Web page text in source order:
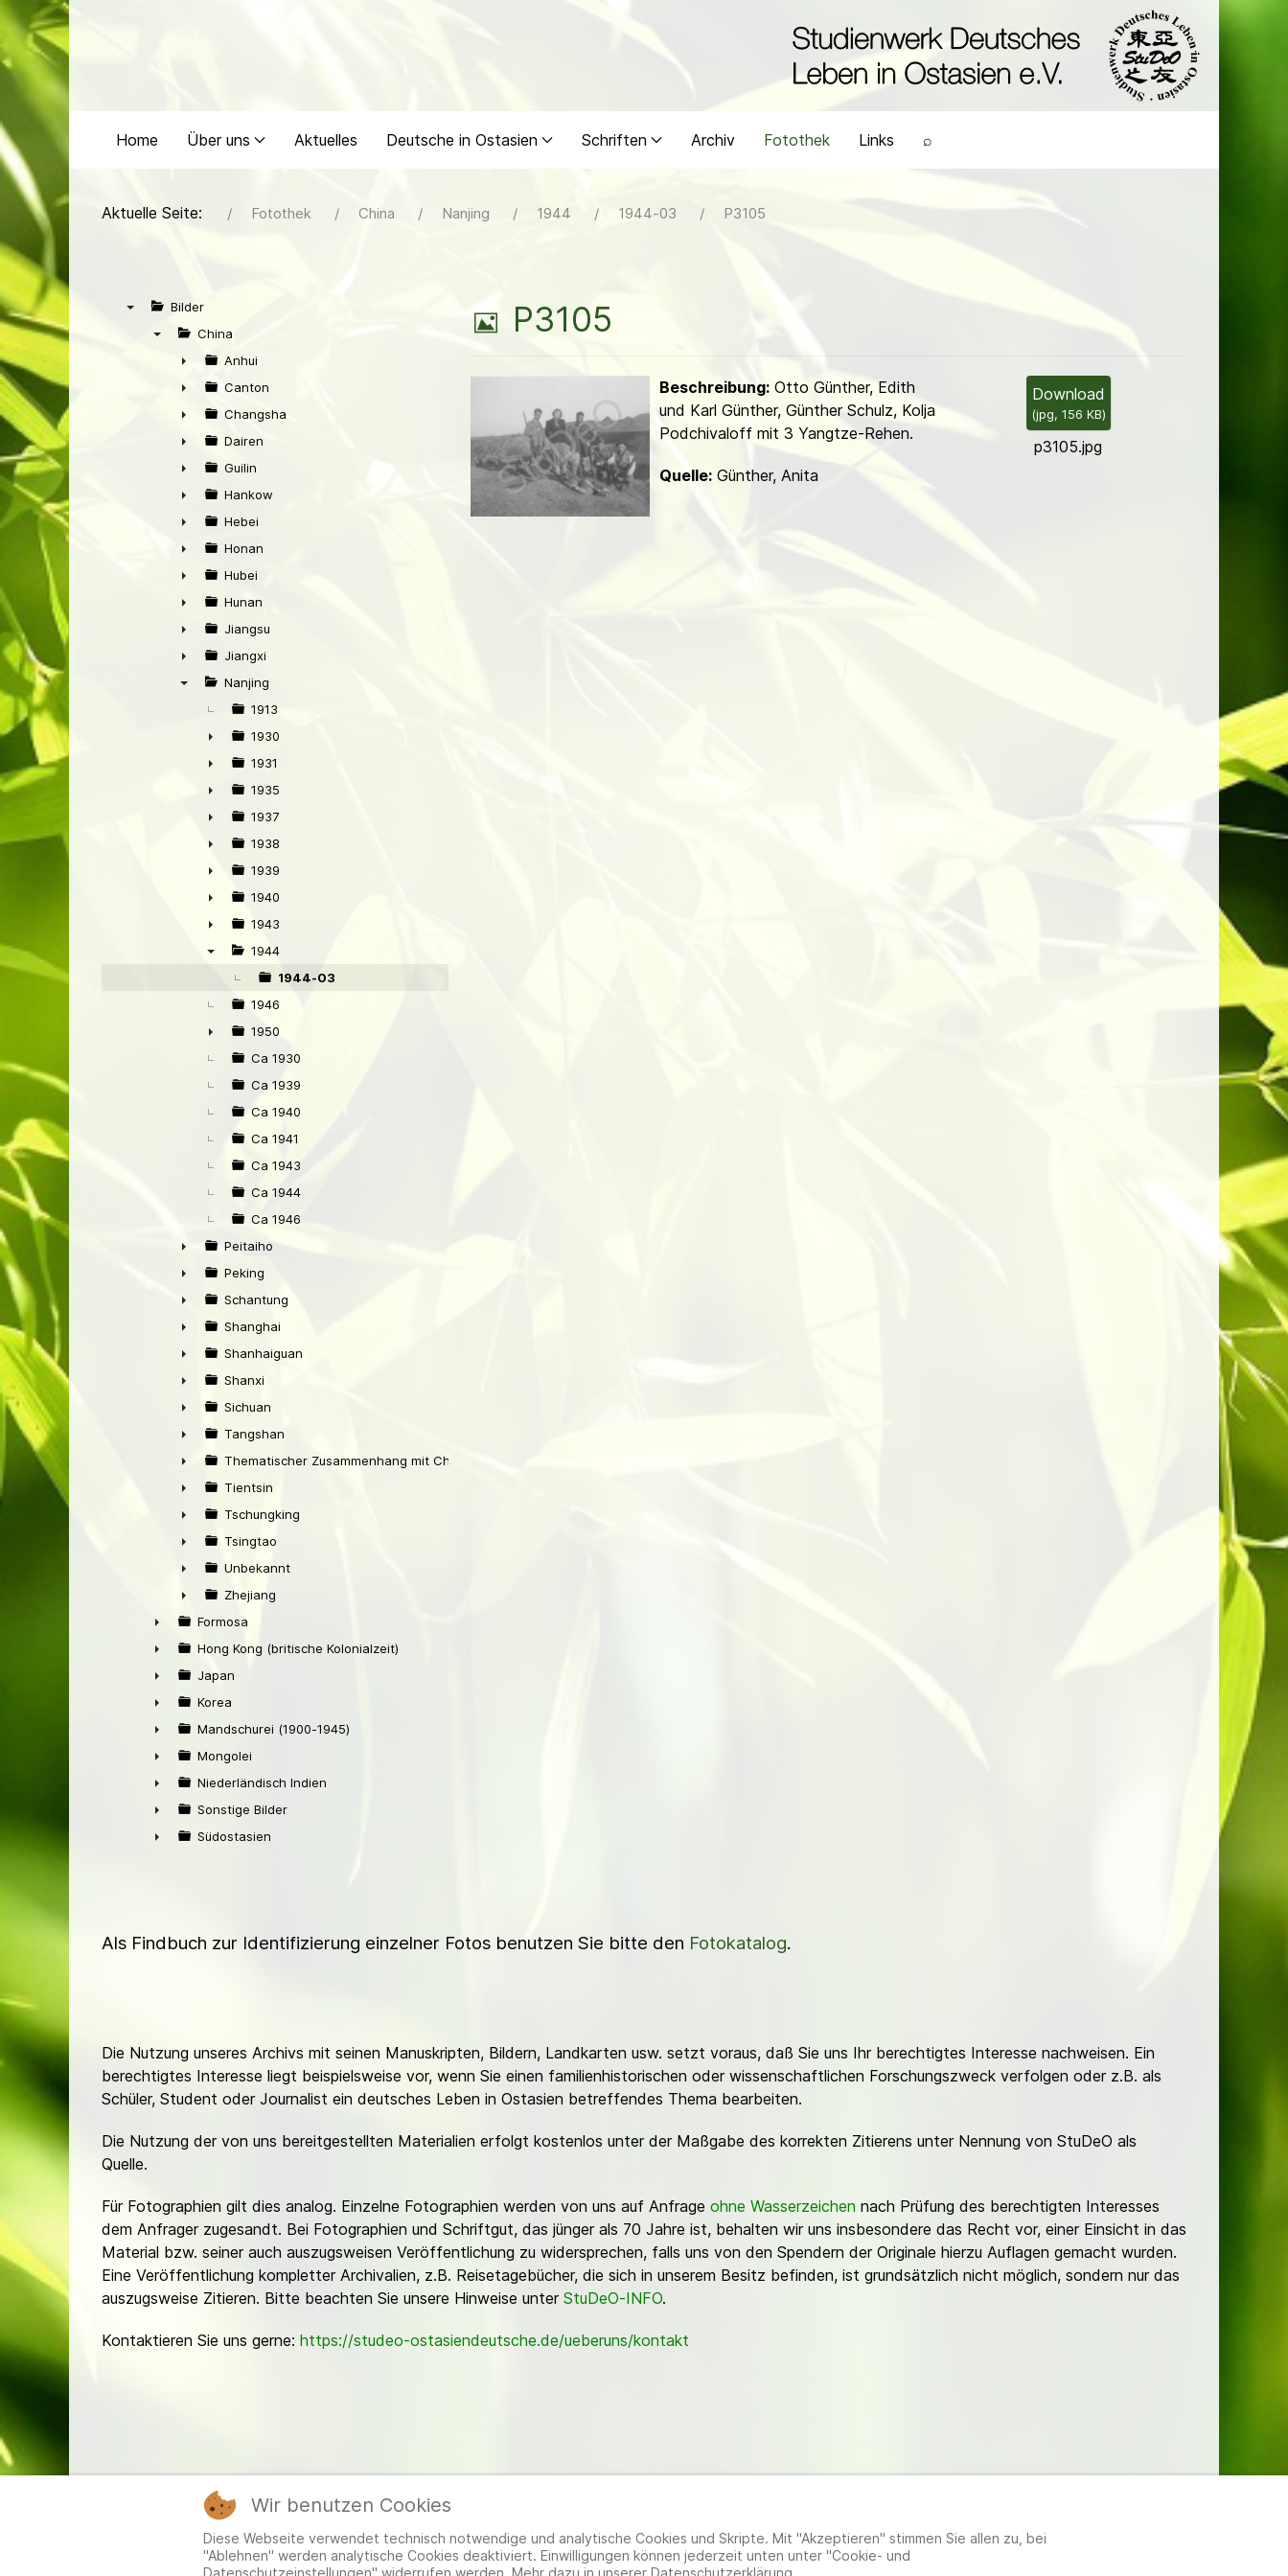
Home Über uns Aktuelles Deutsche in Ostasien Schriften Archiv Fotothek Links ⌕
Aktuelle Seite: Fotothek China Nanjing 1944 1944-03 P3105
Bilder
China
►
Anhui
►
Canton
►
Changsha
►
Dairen
►
Guilin
►
Hankow
►
Hebei
►
Honan
►
Hubei
►
Hunan
►
Jiangsu
►
Jiangxi
Nanjing
1913
►
1930
►
1931
►
1935
►
1937
►
1938
►
1939
►
1940
►
1943
1944
1944-03
1946
►
1950
Ca 1930
Ca 1939
Ca 1940
Ca 1941
Ca 1943
Ca 1944
Ca 1946
►
Peitaiho
►
Peking
►
Schantung
►
Shanghai
►
Shanhaiguan
►
Shanxi
►
Sichuan
►
Tangshan
►
Thematischer Zusammenhang mit China
►
Tientsin
►
Tschungking
►
Tsingtao
►
Unbekannt
►
Zhejiang
►
Formosa
►
Hong Kong (britische Kolonialzeit)
►
Japan
►
Korea
►
Mandschurei (1900-1945)
►
Mongolei
►
Niederländisch Indien
►
Sonstige Bilder
Südostasien
B
d
P3105
Download
(jpg, 156 KB)
p3105.jpg
Beschreibung:Otto Günther, Edith
und Karl Günther, Günther Schulz, Kolja
Podchivaloff mit 3 Yangtze-Rehen.
Quelle:Günther, Anita
Als Findbuch zur Identifizierung einzelner Fotos benutzen Sie bitte den Fotokatalog.
Die Nutzung unseres Archivs mit seinen Manuskripten, Bildern, Landkarten usw. setzt voraus, daß Sie uns Ihr berechtigtes Interesse nachweisen. Ein
berechtigtes Interesse liegt beispielsweise vor, wenn Sie einen familienhistorischen oder wissenschaftlichen Forschungszweck verfolgen oder z.B. als
Schüler, Student oder Journalist ein deutsches Leben in Ostasien betreffendes Thema bearbeiten.
Die Nutzung der von uns bereitgestellten Materialien erfolgt kostenlos unter der Maßgabe des korrekten Zitierens unter Nennung von StuDeO als
Quelle.
Für Fotographien gilt dies analog. Einzelne Fotographien werden von uns auf Anfrage ohne Wasserzeichen nach Prüfung des berechtigten Interesses
dem Anfrager zugesandt. Bei Fotographien und Schriftgut, das jünger als 70 Jahre ist, behalten wir uns insbesondere das Recht vor, einer Einsicht in das
Material bzw. seiner auch auszugsweisen Veröffentlichung zu widersprechen, falls uns von den Spendern der Originale hierzu Auflagen gemacht wurden.
Eine Veröffentlichung kompletter Archivalien, z.B. Reisetagebücher, die sich in unserem Besitz befinden, ist grundsätzlich nicht möglich, sondern nur das
auszugsweise Zitieren. Bitte beachten Sie unsere Hinweise unter StuDeO-INFO.
Kontaktieren Sie uns gerne: https://studeo-ostasiendeutsche.de/ueberuns/kontakt
Mitglieder
Wir benutzen Cookies
Diese Webseite verwendet technisch notwendige und analytische Cookies und Skripte. Mit "Akzeptieren" stimmen Sie allen zu, bei
"Ablehnen" werden analytische Cookies deaktiviert. Einwilligungen können jederzeit unten unter "Cookie- und
Datenschutzeinstellungen" widerrufen werden. Mehr dazu in unserer Datenschutzerklärung.